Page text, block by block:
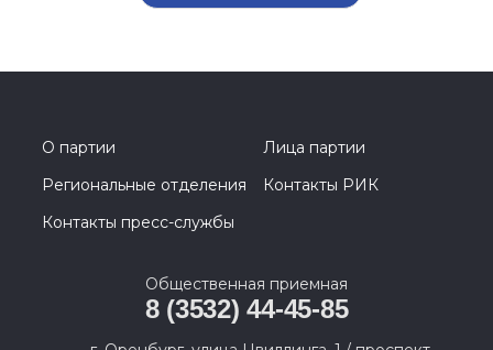
О партии
Лица партии
Региональные отделения
Контакты РИК
Контакты пресс-службы
Общественная приемная
8 (3532) 44-45-85